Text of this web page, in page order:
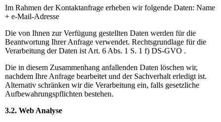
Im Rahmen der Kontaktanfrage erheben wir folgende Daten: Name
+ e-Mail-Adresse
Die von Ihnen zur Verfügung gestellten Daten werden für die
Beantwortung Ihrer Anfrage verwendet. Rechtsgrundlage für die
Verarbeitung der Daten ist Art. 6 Abs. 1 S. 1 f) DS-GVO .
Die in diesem Zusammenhang anfallenden Daten löschen wir,
nachdem Ihre Anfrage bearbeitet und der Sachverhalt erledigt ist.
Alternativ schränken wir die Verarbeitung ein, falls gesetzliche
Aufbewahrungspflichten bestehen.
3.2. Web Analyse